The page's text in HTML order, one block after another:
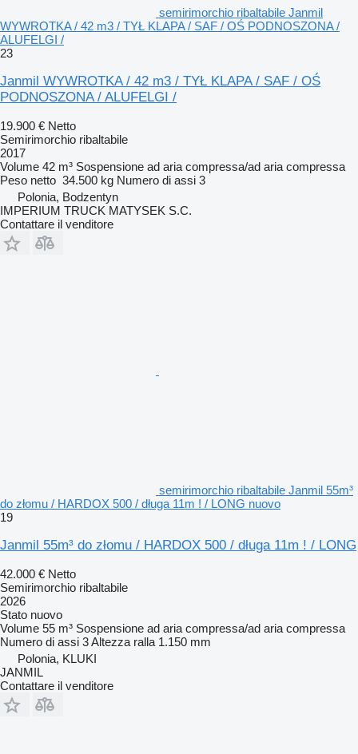
semirimorchio ribaltabile Janmil
WYWROTKA / 42 m3 / TYŁ KLAPA / SAF / OŚ PODNOSZONA /
ALUFELGI /
23
Janmil WYWROTKA / 42 m3 / TYŁ KLAPA / SAF / OŚ
PODNOSZONA / ALUFELGI /
19.900 € Netto
Semirimorchio ribaltabile
2017
Volume 42 m³ Sospensione ad aria compressa/ad aria compressa
Peso netto 34.500 kg Numero di assi 3
Polonia, Bodzentyn
IMPERIUM TRUCK MATYSEK S.C.
Contattare il venditore
semirimorchio ribaltabile Janmil 55m³
do złomu / HARDOX 500 / długa 11m ! / LONG nuovo
19
Janmil 55m³ do złomu / HARDOX 500 / długa 11m ! / LONG
42.000 € Netto
Semirimorchio ribaltabile
2026
Stato nuovo
Volume 55 m³ Sospensione ad aria compressa/ad aria compressa
Numero di assi 3Altezza ralla 1.150 mm
Polonia, KLUKI
JANMIL
Contattare il venditore